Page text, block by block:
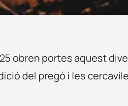
obren portes aquest
del pregó i les